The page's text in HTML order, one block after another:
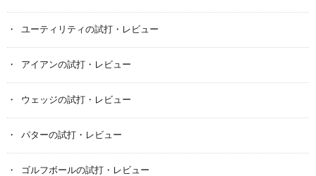
ユーティリティの試打・レビュー
アイアンの試打・レビュー
ウェッジの試打・レビュー
パターの試打・レビュー
ゴルフボールの試打・レビュー